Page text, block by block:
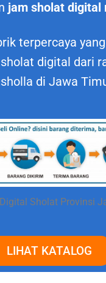
jam sholat digital
terpercaya
digital dari
di Jawa
Sholat Provinsi
LIHAT KATALOG